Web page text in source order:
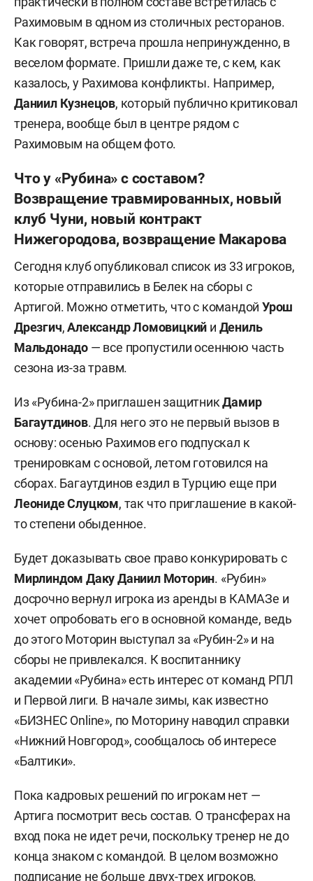
Рахимовым в одном из столичных ресторанов.
Как говорят, встреча прошла непринужденно, в
веселом формате. Пришли даже те, с кем, как
казалось, у Рахимова конфликты. Например,
Даниил Кузнецов, который публично критиковал
тренера, вообще был в центре рядом с
Рахимовым на общем фото.
Что у «Рубина» с составом?
Возвращение травмированных, новый
клуб Чуни, новый контракт
Нижегородова, возвращение Макарова
Сегодня клуб опубликовал список из 33 игроков,
которые отправились в Белек на сборы с
Артигой. Можно отметить, что с командой Урош
Дрезгич,Александр Ломовицкий и Дениль
Мальдонадо — все пропустили осеннюю часть
сезона из-за травм.
Из «Рубина-2» приглашен защитникДамир
Багаутдинов. Для него это не первый вызов в
основу: осенью Рахимов его подпускал к
тренировкам с основой, летом готовился на
сборах. Багаутдинов ездил в Турцию еще при
Леониде Слуцком, так что приглашение в какой-
то степени обыденное.
Будет доказывать свое право конкурировать с
Мирлиндом Даку Даниил Моторин. «Рубин»
досрочно вернул игрока из аренды в КАМАЗе и
хочет опробовать его в основной команде, ведь
до этого Моторин выступал за «Рубин-2» и на
сборы не привлекался. К воспитаннику
академии «Рубина» есть интерес от команд РПЛ
и Первой лиги. В начале зимы, как известно
«БИЗНЕС Online», по Моторину наводил справки
«Нижний Новгород», сообщалось об интересе
«Балтики».
Пока кадровых решений по игрокам нет —
Артига посмотрит весь состав. О трансферах на
вход пока не идет речи, поскольку тренер не до
конца знаком с командой. В целом возможно
подписание не больше двух-трех игроков.